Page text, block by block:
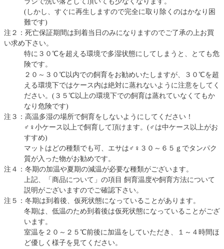
(しかし、すぐに再生しますので完全に取り除くのはかなり困
難です)
注２：死亡保証期間は到着当日のみになりますのでご了承の上お買
い求め下さい。
特に３０℃を超える環境で多湿状態にしてしまうと、とても危
険です。
２０～３０℃以内での飼育をお勧めいたしますが、３０℃を超
える環境下ではケース内は絶対に蒸れないように注意をしてく
ださい。(３５℃以上の環境下での飼育は蒸れていなくてもか
なり危険です)
注３：高温多湿の場所で飼育をしないようにしてください！
♂♀小ケース以上で飼育して頂けます。(♂は中ケース以上がお
すすめ)
マットはどの種類でも可、エサは♂♀３０～６５ｇでタンパク
質が入った物がお勧めです。
注４：冬期の加温や夏期の減温が必要な種類がございます。
上記、「商品について」の項目 飼育温度や飼育方法について
説明がございますのでご確認下さい。
注５：冬期は到着後、仮死状態になっていることがあります。
冬期は、低温のため到着後は仮死状態になっていることがござ
います。
室温を２０～２５℃前後に加温をしていただき、１～４時間ほ
ど優しく様子を見てください。